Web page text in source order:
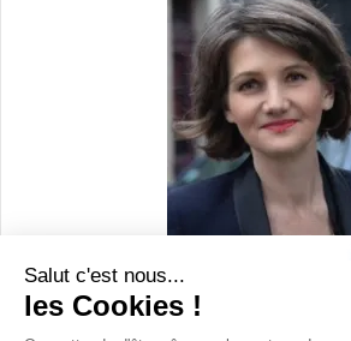
Laurence Faguerest une marketeuse